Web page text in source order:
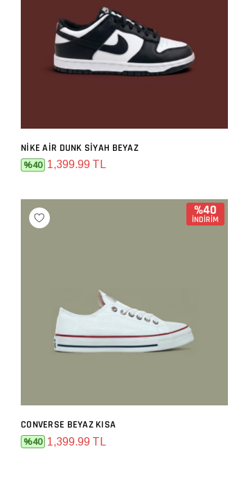
SEPETE EKLE
NIKE AIR DUNK SIYAH BEYAZ
%40 1,399.99 TL
%40
İNDİRİM
SEPETE EKLE
CONVERSE BEYAZ KISA
%40 1,399.99 TL